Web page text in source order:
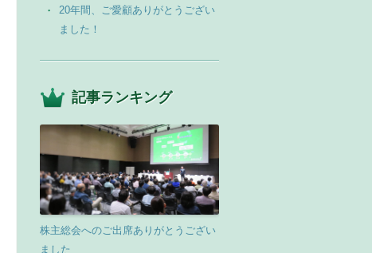
20年間、ご愛顧ありがとうござい
ました！
記事ランキング
株主総会へのご出席ありがとうござい
ました